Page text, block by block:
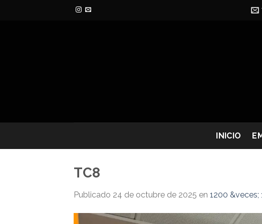
INICIO
TC8
Publicado 24 de octubre de 2025 en 1200 &veces;